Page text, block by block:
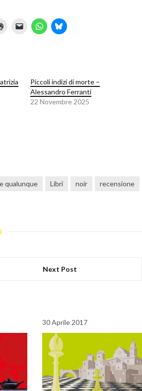
Piccoli indizi di morte –
Alessandro Ferranti
22 Novembre 2025
qualunque Libri noir
recensione
Next Post
30 Aprile 2017